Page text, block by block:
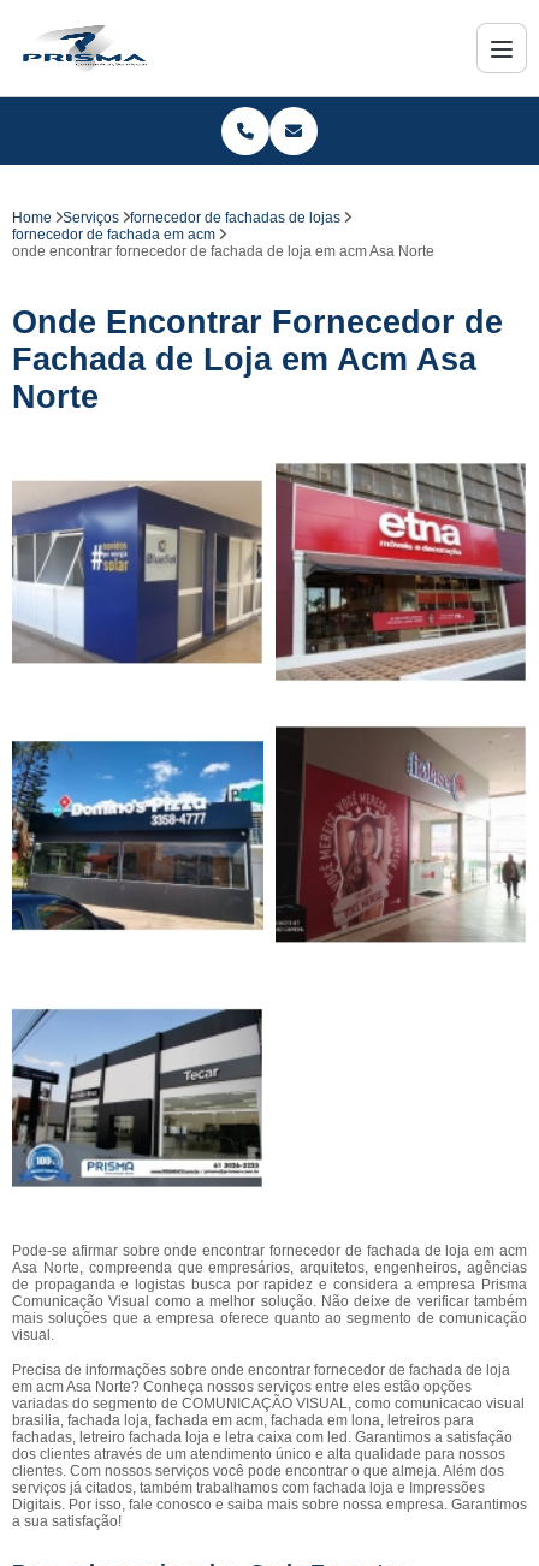
Home Serviços
fornecedor de fachadas de lojas
fornecedor de fachada em acm
onde encontrar fornecedor de fachada de loja em acm Asa Norte
Onde Encontrar Fornecedor de
Fachada de Loja em Acm Asa
Norte
Pode-se afirmar sobre onde encontrar fornecedor de fachada de loja em acm
Asa Norte, compreenda que empresários, arquitetos, engenheiros, agências
de propaganda e logistas busca por rapidez e considera a empresa Prisma
Comunicação Visual como a melhor solução. Não deixe de verificar também
mais soluções que a empresa oferece quanto ao segmento de comunicação
visual.
Precisa de informações sobre onde encontrar fornecedor de fachada de loja
em acm Asa Norte? Conheça nossos serviços entre eles estão opções
variadas do segmento de COMUNICAÇÃO VISUAL, como comunicacao visual
brasilia, fachada loja, fachada em acm, fachada em lona, letreiros para
fachadas, letreiro fachada loja e letra caixa com led. Garantimos a satisfação
dos clientes através de um atendimento único e alta qualidade para nossos
clientes. Com nossos serviços você pode encontrar o que almeja. Além dos
serviços já citados, também trabalhamos com fachada loja e Impressões
Digitais. Por isso, fale conosco e saiba mais sobre nossa empresa. Garantimos
a sua satisfação!